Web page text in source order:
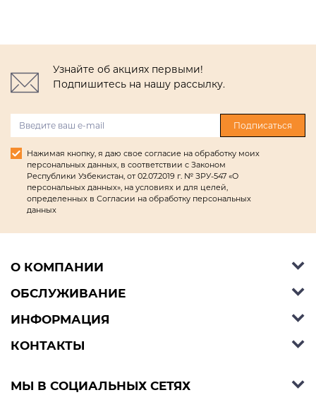
Узнайте об акциях первыми!
Подпишитесь на нашу рассылку.
Подписаться
Нажимая кнопку, я даю свое согласие на обработку моих
персональных данных, в соответствии с Законом
Республики Узбекистан, от 02.07.2019 г. № ЗРУ-547 «О
персональных данных», на условиях и для целей,
определенных в Согласии на обработку персональных
данных
О КОМПАНИИ
Об Ashley Furniture HomeStore
Контакты
ОБСЛУЖИВАНИЕ
Справочный центр
Способы оплаты
ИНФОРМАЦИЯ
Блог
КОНТАКТЫ
Телефон: +998 77 494 09 99
МЫ В СОЦИАЛЬНЫХ СЕТЯХ